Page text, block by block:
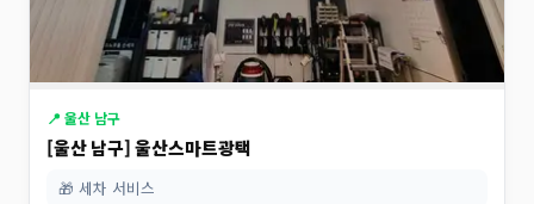
📍 울산 남구
[울산 남구] 울산스마트광택
🎁 세차 서비스